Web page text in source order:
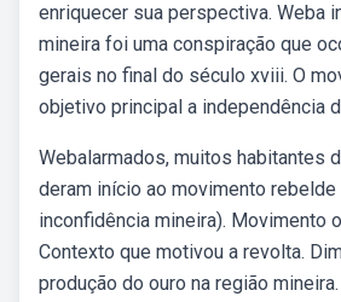
enriquecer sua perspectiva. Weba
mineira foi uma conspiração que
gerais no final do século xviii. O
objetivo principal a independência
Webalarmados, muitos habitantes
deram início ao movimento rebelde
inconfidência mineira). Movimento
Contexto que motivou a revolta.
produção do ouro na região